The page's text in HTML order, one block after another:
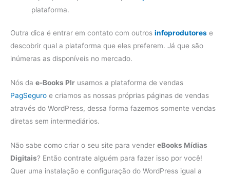
plataforma.
Outra dica é entrar em contato com outros infoprodutores e
descobrir qual a plataforma que eles preferem. Já que são
inúmeras as disponíveis no mercado.
Nós da e-Books Plr usamos a plataforma de vendas
PagSeguro e criamos as nossas próprias páginas de vendas
através do WordPress, dessa forma fazemos somente vendas
diretas sem intermediários.
Não sabe como criar o seu site para vender eBooks Mídias
Digitais? Então contrate alguém para fazer isso por você!
Quer uma instalação e configuração do WordPress igual a